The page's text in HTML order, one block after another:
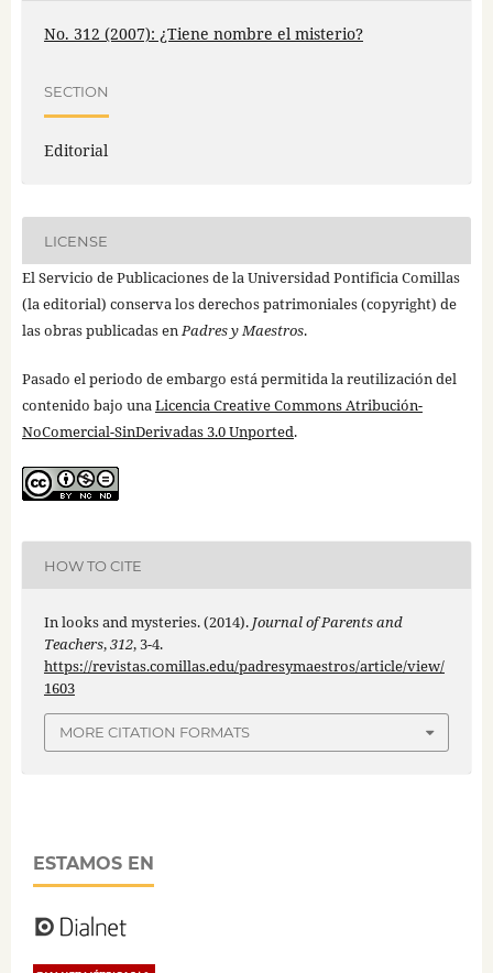
No. 312 (2007): ¿Tiene nombre el misterio?
SECTION
Editorial
LICENSE
El Servicio de Publicaciones de la Universidad Pontificia Comillas
(la editorial) conserva los derechos patrimoniales (copyright) de
las obras publicadas enPadres y Maestros.
Pasado el periodo de embargo está permitida la reutilización del
contenido bajo unaLicencia Creative Commons Atribución-
NoComercial-SinDerivadas 3.0 Unported.
HOW TO CITE
In looks and mysteries. (2014). Journal of Parents and
Teachers,312, 3-4.
https://revistas.comillas.edu/padresymaestros/article/view/
1603
MORE CITATION FORMATS
ESTAMOS EN